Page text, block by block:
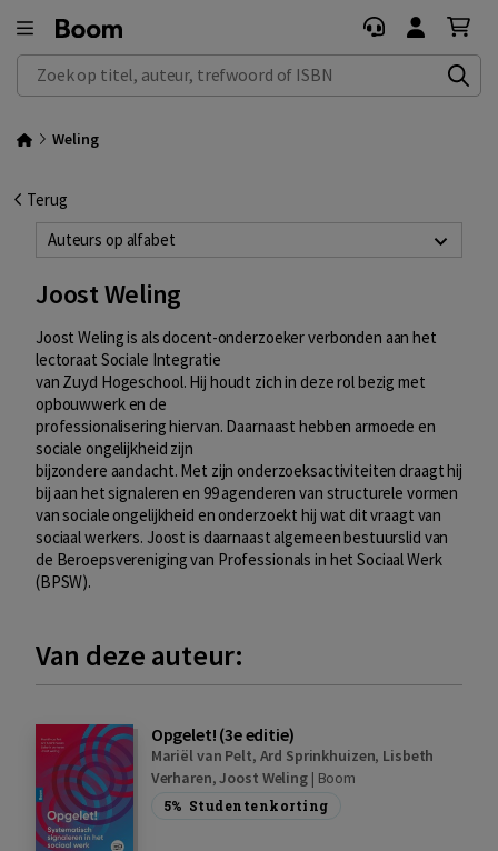
Zoek op titel, auteur, trefwoord of ISBN
Weling
Terug
Auteurs op alfabet
Joost Weling
Joost Weling is als docent-onderzoeker verbonden aan het
lectoraat Sociale Integratie
van Zuyd Hogeschool. Hij houdt zich in deze rol bezig met
opbouwwerk en de
professionalisering hiervan. Daarnaast hebben armoede en
sociale ongelijkheid zijn
bijzondere aandacht. Met zijn onderzoeksactiviteiten draagt hij
bij aan het signaleren en 99 agenderen van structurele vormen
van sociale ongelijkheid en onderzoekt hij wat dit vraagt van
sociaal werkers. Joost is daarnaast algemeen bestuurslid van
de Beroepsvereniging van Professionals in het Sociaal Werk
(BPSW).
Van deze auteur:
Opgelet! (3e editie)
Mariël van Pelt, Ard Sprinkhuizen, Lisbeth
Verharen,Joost Weling| Boom
5% Studentenkorting